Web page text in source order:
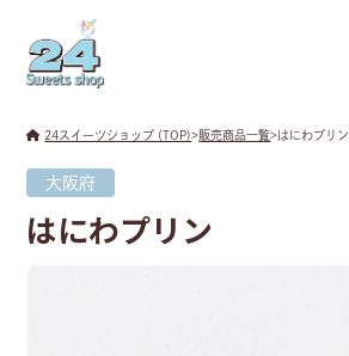
24スイーツショップ (TOP)>販売商品一覧> はにわプリン
大阪府
はにわプリン